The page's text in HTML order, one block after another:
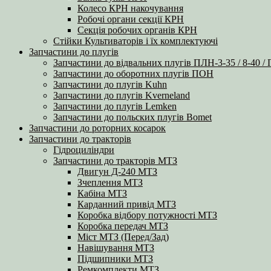
Колесо КРН накочування
Робочі органи секції КРН
Секція робочих органів КРН
Стійки Культиваторів і їх комплектуючі
Запчастини до плугів
Запчастини до відвальних плугів ПЛН-3-35 / 8-40
Запчастини до оборотних плугів ПОН
Запчастини до плугів Kuhn
Запчастини до плугів Kverneland
Запчастини до плугів Lemken
Запчастини до польских плугів Bomet
Запчастини до роторних косарок
Запчастини до тракторів
Гідроциліндри
Запчастини до тракторів МТЗ
Двигун Д-240 МТЗ
Зчеплення МТЗ
Кабіна МТЗ
Карданний привід МТЗ
Коробка відбору потужності МТЗ
Коробка передач МТЗ
Міст МТЗ (Перед/Зад)
Навішування МТЗ
Підшипники МТЗ